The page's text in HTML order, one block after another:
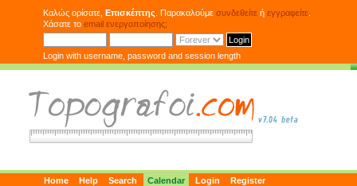
Καλώς ορίσατε, Επισκέπτης . Παρακαλούμε συνδεθείτε ή εγγραφείτε
Χάσατε το email ενεργοποίησης;
Login with username, password and session length
Home Help Search Calendar Login Register